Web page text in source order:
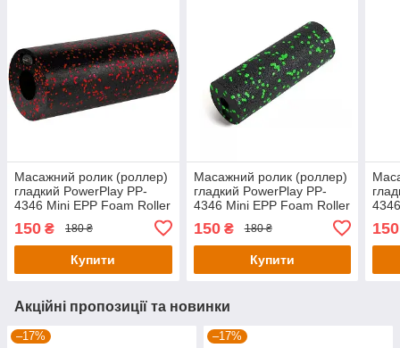
Масажний ролик (роллер)
гладкий PowerPlay PP-
4346 Mini EPP Foam Roller
(15x5,3см.)
150 ₴ 180 ₴
Купити
Масажний ролик (роллер)
гладкий PowerPlay PP-
4346 Mini EPP Foam Roller
(15x5,3см.)
150₴ 180 ₴
Купити
150
Акційні пропозиції та новинки
–17% –17%